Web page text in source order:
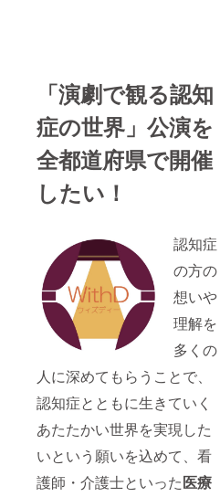
「演劇で観る認知
症の世界」公演を
全都道府県で開催
したい！
認知症
の方の
想いや
理解を
多くの
人に深めてもらうことで、
認知症とともに生きていく
あたたかい世界を実現した
いという願いを込めて、看
護師・介護士といった医療